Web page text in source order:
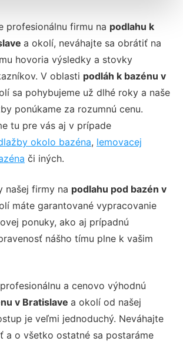
profesionálnu firmu na podlahu k
a okolí, neváhajte sa obrátiť na
hovoria výsledky a stovky
V oblasti podláh k bazénu v
sa pohybujeme už dlhé roky a naše
ponúkame za rozumnú cenu.
tu pre vás aj v prípade
okolo bazéna, lemovacej
či iných.
našej firmy na podlahu pod bazén v
máte garantované vypracovanie
ponuky, ako aj prípadnú
nášho tímu plne k vašim
a cenovo výhodnú
v Bratislave a okolí od našej
je veľmi jednoduchý. Neváhajte
a o všetko ostatné sa postaráme